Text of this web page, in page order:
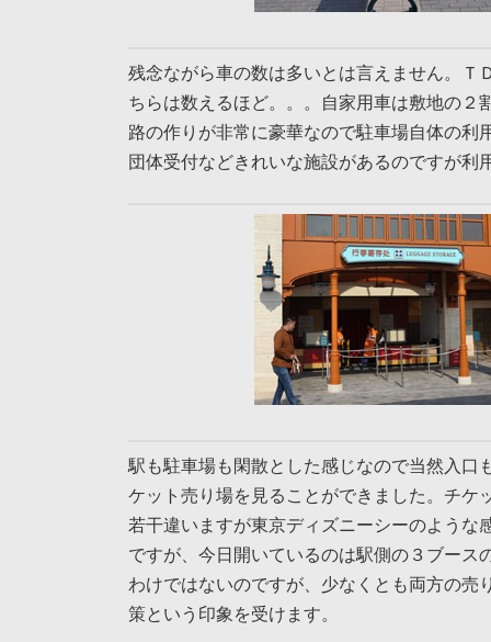
残念ながら車の数は多いとは言えません。Ｔ
ちらは数えるほど。。。自家用車は敷地の２
路の作りが非常に豪華なので駐車場自体の利
団体受付などきれいな施設があるのですが利
駅も駐車場も閑散とした感じなので当然入口
ケット売り場を見ることができました。チケ
若干違いますが東京ディズニーシーのような
ですが、今日開いているのは駅側の３ブース
わけではないのですが、少なくとも両方の売
策という印象を受けます。